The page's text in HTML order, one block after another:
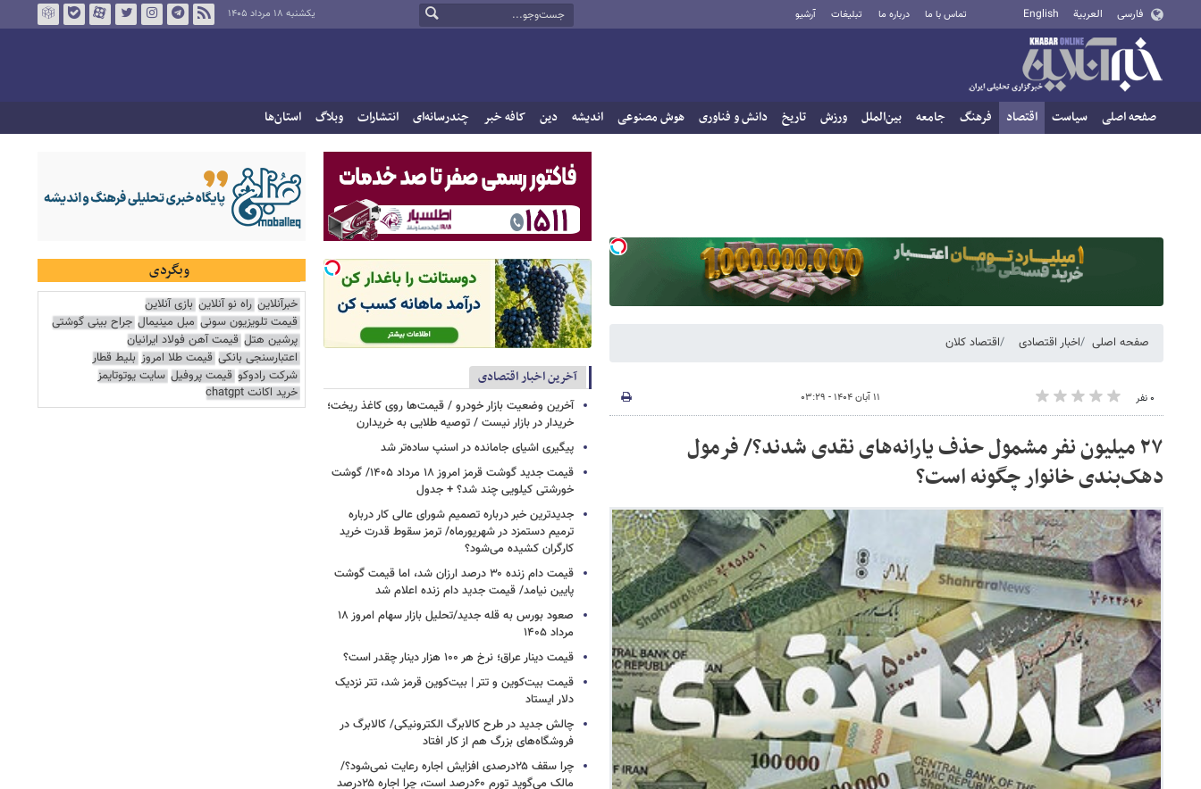
فارسی العربية English تماس با ما درباره ما تبلیغات آرشیو یکشنبه ۱۸ مرداد ۱۴۰۵
صفحه اصلی سیاست اقتصاد فرهنگ جامعه بین‌الملل ورزش تاریخ دانش و فناوری هوش مصنوعی اندیشه دین کافه خبر چندرسانه‌ای انتشارات وبلاگ استان‌ها
صفحه اصلی اخبار اقتصادی اقتصاد کلان
۰ نفر ۱۱ آبان ۱۴۰۴ - ۰۳:۲۹
۲۷ میلیون نفر مشمول حذف یارانه‌های نقدی شدند؟/ فرمول
دهک‌بندی خانوار چگونه است؟
آخرین اخبار اقتصادی
آخرین وضعیت بازار خودرو / قیمت‌ها روی کاغذ ریخت؛
خریدار در بازار نیست / توصیه طلایی به خریدارن
پیگیری اشیای جامانده در اسنپ ساده‌تر شد
قیمت جدید گوشت قرمز امروز ۱۸ مرداد ۱۴۰۵/ گوشت
خورشتی کیلویی چند شد؟ + جدول
جدیدترین خبر درباره تصمیم شورای عالی کار درباره
ترمیم دستمزد در شهریورماه/ ترمز سقوط قدرت خرید
کارگران کشیده می‌شود؟
قیمت دام زنده ۳۰ درصد ارزان شد، اما قیمت گوشت
پایین نیامد/ قیمت جدید دام زنده اعلام شد
صعود بورس به قله جدید/تحلیل بازار سهام امروز ۱۸
مرداد ۱۴۰۵
قیمت دینار عراق؛ نرخ هر ۱۰۰ هزار دینار چقدر است؟
قیمت بیت‌کوین و تتر | بیت‌کوین قرمز شد، تتر نزدیک
دلار ایستاد
چالش جدید در طرح کالابرگ الکترونیکی/ کالابرگ در
فروشگاه‌های بزرگ هم از کار افتاد
چرا سقف ۲۵درصدی افزایش اجاره رعایت نمی‌شود؟/
مالک می‌گوید تورم ۶۰درصد است، چرا اجاره ۲۵درصد
وبگردی
خبرآنلاین راه نو آنلاین بازی آنلاین
قیمت تلویزیون سونی مبل مینیمال جراح بینی گوشتی
پرشین هتل قیمت آهن فولاد ایرانیان
اعتبارسنجی بانکی قیمت طلا امروز بلیط قطار
شرکت رادوکو قیمت پروفیل سایت یوتوتایمز
خرید اکانت chatgpt